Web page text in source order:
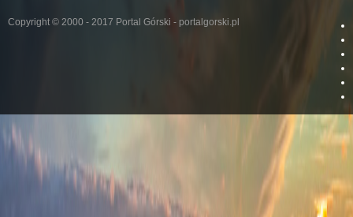
Copyright © 2000 - 2017 Portal Górski - portalgorski.pl